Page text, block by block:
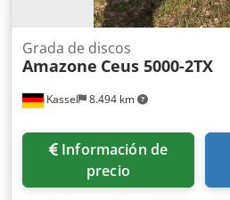
Kassel 8.494 km
Grada de discos
Amazone Ceus 5000-2TX
Información de
precio